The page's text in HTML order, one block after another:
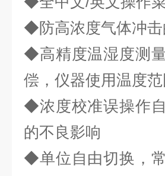
◆防高浓度气体冲
◆高精度温湿度测
偿，仪器使用温度
◆浓度校准误操作
的不良影响
◆单位自由切换，